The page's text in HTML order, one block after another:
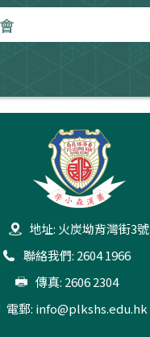
地址: 火炭坳背灣街3號
聯絡我們: 2604 1966
傳真: 2606 2304
電郵: info@plkshs.edu.hk